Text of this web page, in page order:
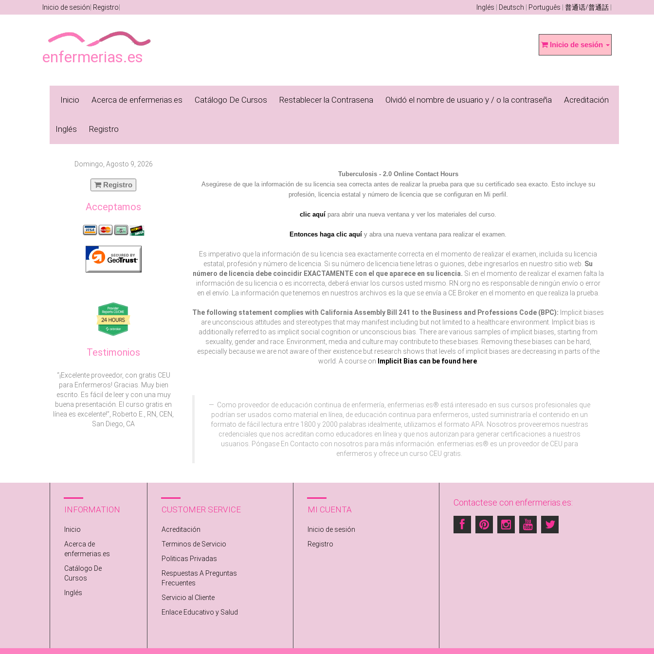
Inicio de sesión Registro Inglés Deutsch Português 普通话/普通話
enfermerias.es
Inicio de sesión
Inicio Acerca de enfermerias.es Catálogo De Cursos Restablecer la Contrasena Olvidó el nombre de usuario y / o la contraseña Acreditación
Inglés Registro
Domingo, Agosto 9, 2026
Registro
Acceptamos
Testimonios
“¡Excelente proveedor, con gratis CEU
para Enfermeros! Gracias. Muy bien
escrito. Es fácil de leer y con una muy
buena presentación. El curso gratis en
línea es excelente!”, Roberto E., RN, CEN,
San Diego, CA
Tuberculosis - 2.0 Online Contact Hours
Asegúrese de que la información de su licencia sea correcta antes de realizar la prueba para que su certificado sea exacto. Esto incluye su
profesión, licencia estatal y número de licencia que se configuran en Mi perfil.
clic aquí para abrir una nueva ventana y ver los materiales del curso.
Entonces haga clic aquí y abra una nueva ventana para realizar el examen.
Es imperativo que la información de su licencia sea exactamente correcta en el momento de realizar el examen, incluida su licencia
estatal, profesión y número de licencia. Si su número de licencia tiene letras o guiones, debe ingresarlos en nuestro sitio web. Su
número de licencia debe coincidir EXACTAMENTE con el que aparece en su licencia. Si en el momento de realizar el examen falta la
información de su licencia o es incorrecta, deberá enviar los cursos usted mismo. RN.org no es responsable de ningún envío o error
en el envío. La información que tenemos en nuestros archivos es la que se envía a CE Broker en el momento en que realiza la prueba.
The following statement complies with California Assembly Bill 241 to the Business and Professions Code (BPC): Implicit biases
are unconscious attitudes and stereotypes that may manifest including but not limited to a healthcare environment. Implicit bias is
additionally referred to as implicit social cognition or unconscious bias. There are various samples of implicit biases, starting from
sexuality, gender and race. Environment, media and culture may contribute to these biases. Removing these biases can be hard,
especially because we are not aware of their existence but research shows that levels of implicit biases are decreasing in parts of the
world. A course on Implicit Bias can be found here.
Como proveedor de educación continua de enfermería, enfermerias.es® está interesado en sus cursos profesionales que
podrían ser usados como material en línea, de educación continua para enfermeros, usted suministraría el contenido en un
formato de fácil lectura entre 1800 y 2000 palabras idealmente, utilizamos el formato APA. Nosotros proveeremos nuestras
credenciales que nos acreditan como educadores en línea y que nos autorizan para generar certificaciones a nuestros
usuarios. Póngase En Contacto con nosotros para más información. enfermerias.es® es un proveedor de CEU para
enfermeros y ofrece un curso CEU gratis.
INFORMATION
Inicio
Acerca de
enfermerias.es
Catálogo De
Cursos
Inglés
CUSTOMER SERVICE
Acreditación
Terminos de Servicio
Politicas Privadas
Respuestas A Preguntas
Frecuentes
Servicio al Cliente
Enlace Educativo y Salud
MI CUENTA
Inicio de sesión
Registro
Contactese con enfermerias.es: